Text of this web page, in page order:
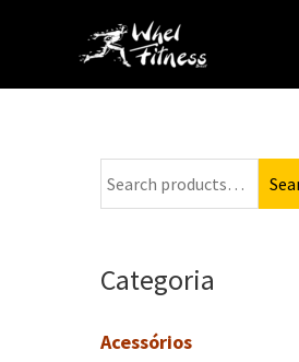
S
e
r
h
Categoria
Acessórios